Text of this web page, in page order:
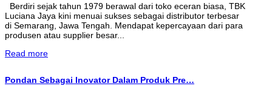
Berdiri sejak tahun 1979 berawal dari toko eceran biasa, TBK
Luciana Jaya kini menuai sukses sebagai distributor terbesar
di Semarang, Jawa Tengah. Mendapat kepercayaan dari para
produsen atau supplier besar...
Read more
Pondan Sebagai Inovator Dalam Produk Pre…